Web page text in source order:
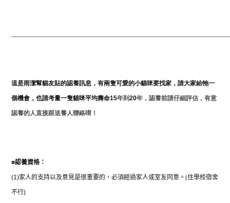
這是雨潔幫貓友貼的認養訊息，有兩隻可愛的小貓咪要找家，請大家給牠一
個機會，也請考量一隻貓咪平均壽命15年到20年，認養前請仔細評估，有意
認養的人直接跟送養人聯絡唷！
■認養資格：
(1)家人的支持以及意見是很重要的，必須經過家人或室友同意。 (住學校宿舍
不行)